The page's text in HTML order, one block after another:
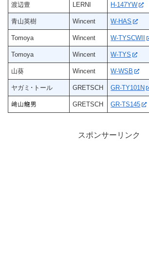
渡辺豊 LERNI H-147YW
青山英樹 Wincent W-HAS
Tomoya Wincent W-TYSCWII
Tomoya Wincent W-TYS
山葵 Wincent W-WSB
ヤガミ･トール GRETSCH GR-TY101N
﨑山龍男 GRETSCH GR-TS145
スポンサーリンク